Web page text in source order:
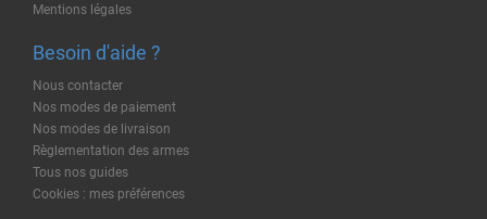
Mentions légales
Besoin d'aide ?
Nous contacter
Nos modes de paiement
Nos modes de livraison
Règlementation des armes
Tous nos guides
Cookies : mes préférences